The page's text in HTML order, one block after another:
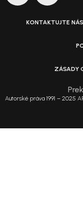
KONTAKTUJTE NÁS
ZÁSADY
Autorské práva 1991 – 2025